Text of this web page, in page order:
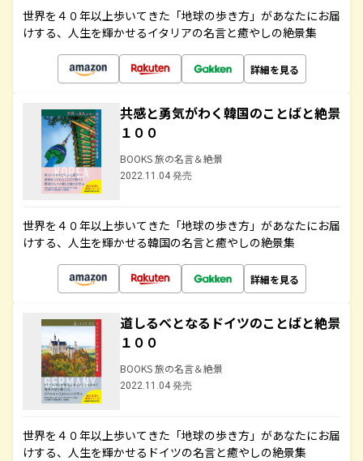
世界を４０年以上歩いてきた「地球の歩き方」があなたにお届
けする、人生を輝かせるイタリアの名言と癒やしの絶景集
詳細を見る
共感と勇気がわく韓国のことばと絶景
１００
BOOKS 旅の名言＆絶景
2022.11.04 発売
世界を４０年以上歩いてきた「地球の歩き方」があなたにお届
けする、人生を輝かせる韓国の名言と癒やしの絶景集
詳細を見る
道しるべとなるドイツのことばと絶景
１００
BOOKS 旅の名言＆絶景
2022.11.04 発売
世界を４０年以上歩いてきた「地球の歩き方」があなたにお届
けする、人生を輝かせるドイツの名言と癒やしの絶景集